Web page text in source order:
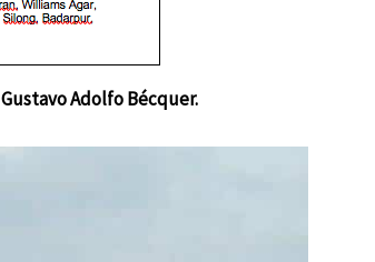
Gustavo Adolfo Bécquer.